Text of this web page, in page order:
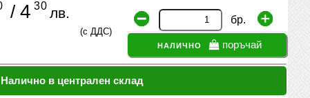
/4 30 лв.
(с ДДС)
бр.
налично поръчай
Налично в централен склад